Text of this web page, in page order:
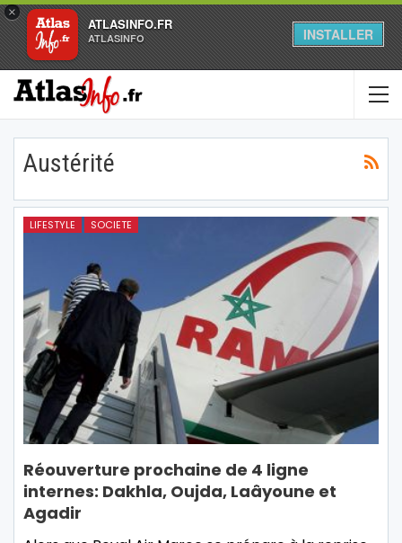
×
ATLASINFO.FR
ATLASINFO INSTALLER
Austérité
LIFESTYLE SOCIETE
Réouverture prochaine de 4 ligne
internes: Dakhla, Oujda, Laâyoune et
Agadir